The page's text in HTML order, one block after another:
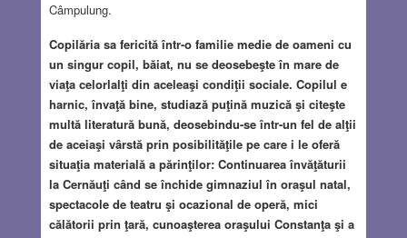
Câmpulung.
Copilăria sa fericită într-o familie medie de oameni cu
un singur copil, băiat, nu se deosebeşte în mare de
viaţa celorlalţi din aceleaşi condiţii sociale. Copilul e
harnic, învaţă bine, studiază puţină muzică şi citeşte
multă literatură bună, deosebindu-se într-un fel de alţii
de aceiaşi vârstă prin posibilităţile pe care i le oferă
situaţia materială a părinţilor: Continuarea învăţăturii
la Cernăuţi când se închide gimnaziul în oraşul natal,
spectacole de teatru şi ocazional de operă, mici
călătorii prin ţară, cunoaşterea oraşului Constanţa şi a